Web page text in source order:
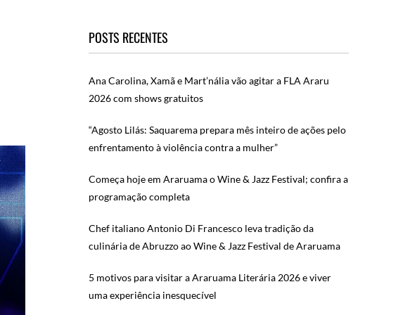
POSTS RECENTES
Ana Carolina, Xamã e Mart’nália vão agitar a FLA Araru
2026 com shows gratuitos
“Agosto Lilás: Saquarema prepara mês inteiro de ações pelo
enfrentamento à violência contra a mulher”
Começa hoje em Araruama o Wine & Jazz Festival; confira a
programação completa
Chef italiano Antonio Di Francesco leva tradição da
culinária de Abruzzo ao Wine & Jazz Festival de Araruama
5 motivos para visitar a Araruama Literária 2026 e viver
uma experiência inesquecível